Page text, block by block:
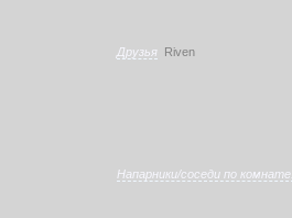
Друзья Riven
Напарники/соседи по комнате.